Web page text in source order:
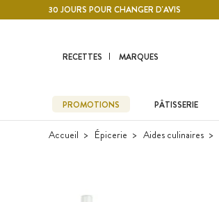
Contenu principal30 JOURS POUR CHANGER D'AVIS
RECETTES MARQUES
PROMOTIONS PÂTISSERIE
Accueil Épicerie Aides culinaires